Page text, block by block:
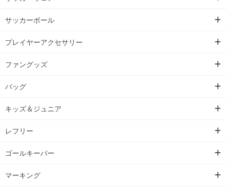
サッカーボール
プレイヤーアクセサリー
ファングッズ
バッグ
キッズ＆ジュニア
レフリー
ゴールキーパー
マーキング